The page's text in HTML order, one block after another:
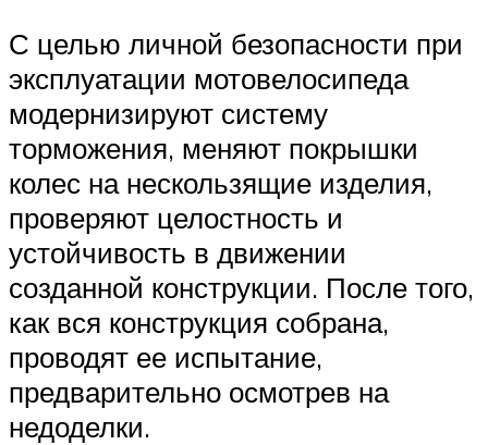
С целью личной безопасности при
эксплуатации мотовелосипеда
модернизируют систему
торможения, меняют покрышки
колес на нескользящие изделия,
проверяют целостность и
устойчивость в движении
созданной конструкции. После того,
как вся конструкция собрана,
проводят ее испытание,
предварительно осмотрев на
недоделки.